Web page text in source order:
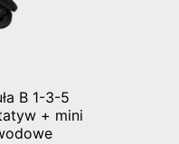
B 1-3-5
+ mini